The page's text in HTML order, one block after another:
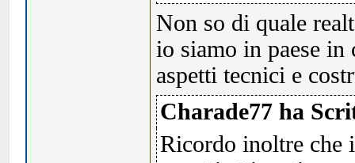
Non so di quale
io siamo in paese
aspetti tecnici e
Charade77 ha
Ricordo inoltre che